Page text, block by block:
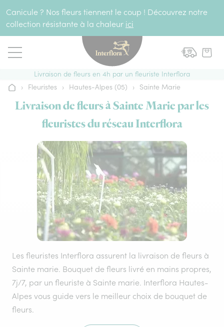
Canicule ? Nos fleurs tiennent le coup ! Découvrez notre
collection résistante à la chaleur ici
Livraison de fleurs en 4h par un fleuriste Interflora
Accueil
› Fleuristes › Hautes-Alpes (05) › Sainte Marie
Livraison de fleurs à Sainte Marie par les
fleuristes du réseau Interflora
Les fleuristes Interflora assurent la livraison de fleurs à
Sainte marie. Bouquet de fleurs livré en mains propres,
7j/7, par un fleuriste à Sainte marie. Interflora Hautes-
Alpes vous guide vers le meilleur choix de bouquet de
fleurs.